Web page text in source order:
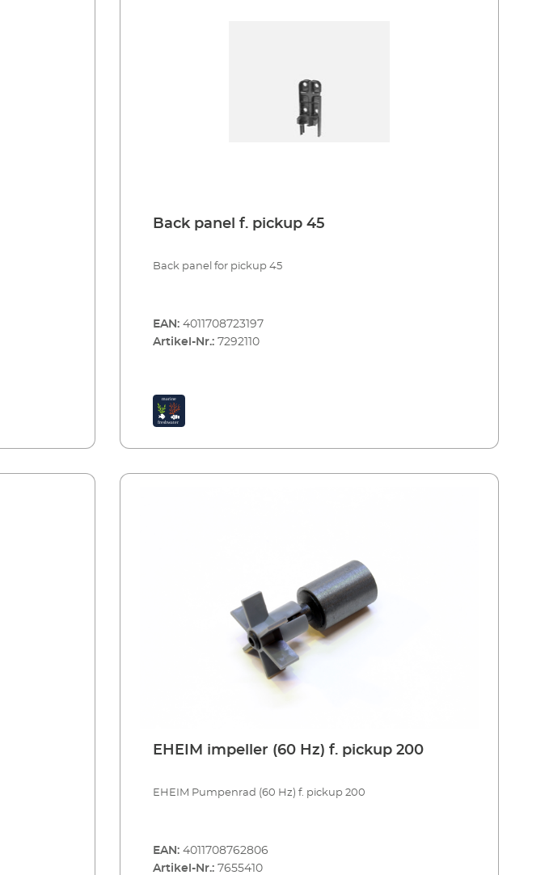
Back panel f. pickup 45
Back panel for pickup 45
EAN: 4011708723197
Artikel-Nr.: 7292110
EHEIM impeller (60 Hz) f. pickup 200
EHEIM Pumpenrad (60 Hz) f. pickup 200
EAN: 4011708762806
Artikel-Nr.: 7655410